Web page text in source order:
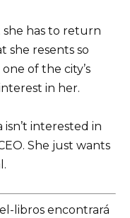
she has to return
she resents so
of the city’s
in her.
interested in
She just wants
libros encontrará